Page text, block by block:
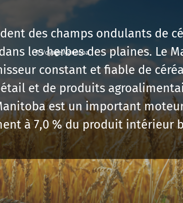
des champs ondulants de
les herbes des plaines. Le
constant et fiable de
et de produits
est un important
à 7,0 % du produit intérieur
© Voyage Manitoba